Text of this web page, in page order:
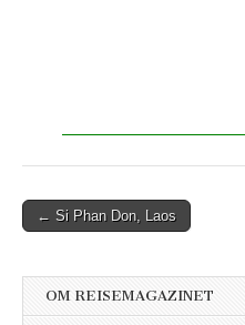
Post navigation
← Si Phan Don, Laos
OM REISEMAGAZINET